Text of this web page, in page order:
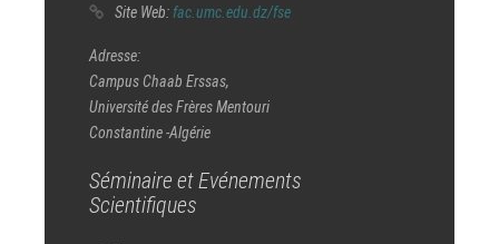
Site Web: fac.umc.edu.dz/fse
Adresse:
Campus Chaab Erssas,
Université des Frères Mentouri
Constantine -Algérie
Séminaire et Evénements
Scientifiques